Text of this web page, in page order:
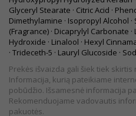
Glyceryl Stearate · Citric Acid ·
Dimethylamine · Isopropyl Alcohol
(Fragrance) · Dicaprylyl Carbonate
Hydroxide · Linalool · Hexyl
· Trideceth-5 · Lauryl Glucoside ·
Prekės išvaizda gali šiek tiek
Informacija, kurią pateikiame
pobūdžio. Išsamesnė informacija
Rekomenduojame vadovautis
pakuotės.